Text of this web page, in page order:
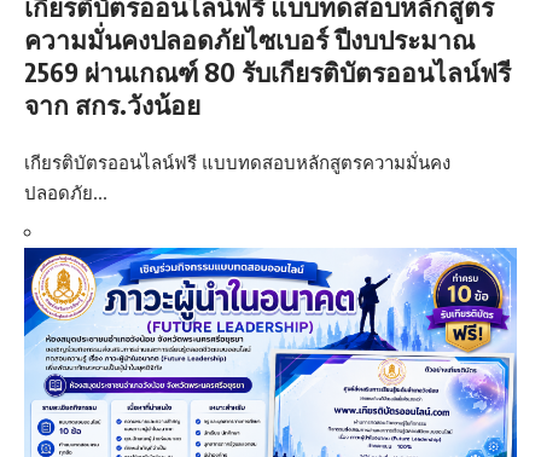
ความมั่นคงปลอดภัยไซเบอร์ ปีงบประมาณ
2569 ผ่านเกณฑ์ 80 รับเกียรติบัตรออนไลน์ฟรี
จาก สกร.วังน้อย
เกียรติบัตรออนไลน์ฟรี แบบทดสอบหลักสูตรความมั่นคง
ปลอดภัย…